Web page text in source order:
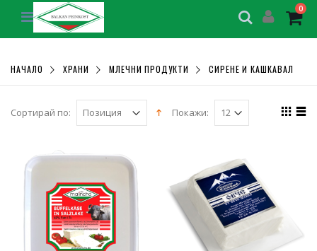
0
НАЧАЛО ХРАНИ МЛЕЧНИ ПРОДУКТИ СИРЕНЕ И КАШКАВАЛ
Сортирай по: Покажи: